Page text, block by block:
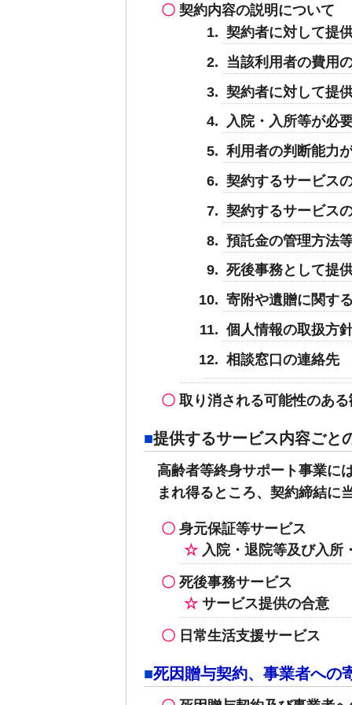
契約内容の説明について
契約者に対して提
当該利用者の費用
契約者に対して提
入院・入所等が必
利用者の判断能力
契約するサービス
契約するサービス
預託金の管理方法
死後事務として提
寄附や遺贈に関す
個人情報の取扱方
相談窓口の連絡先
取り消される可能性のあ
提供するサービス内容ごと
高齢者等終身サポート事業に
まれ得るところ、契約締結に
身元保証等サービス
入院・退院等及び入所
死後事務サービス
サービス提供の合意
日常生活支援サービス
死因贈与契約、事業者への